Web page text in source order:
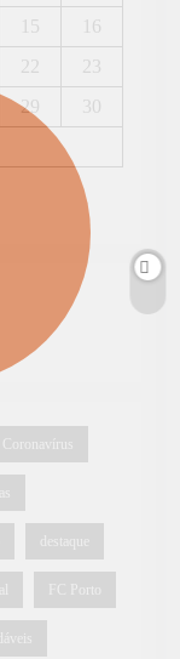
15
16
22
23
29
30
Coronavírus
destaque
FC Porto